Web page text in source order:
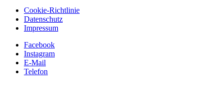
Cookie-Richtlinie
Datenschutz
Impressum
Facebook
Instagram
E-Mail
Telefon